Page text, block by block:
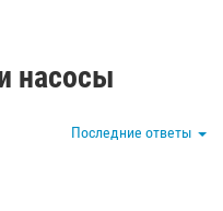
насосы
Последние ответы